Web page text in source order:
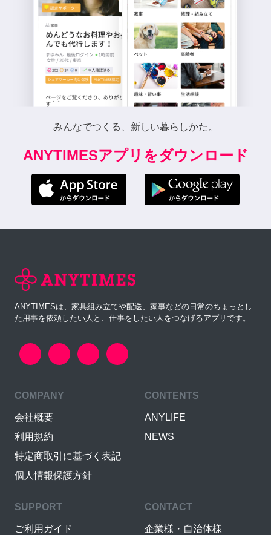
みんなでつくる、新しい暮らしかた。
ANYTIMESアプリをダウンロード
ANYTIMESは、家具組み立てや配送、家事などの日常のちょっとし
た用事を依頼したい人と、仕事をしたい人をつなげるアプリです。
COMPANY
会社概要
利用規約
特定商取引に基づく表記
個人情報保護方針
CONTENTS
ANYLIFE
NEWS
SUPPORT
ご利用ガイド
CONTACT
企業様・自治体様